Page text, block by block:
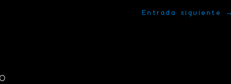
Entrada siguiente